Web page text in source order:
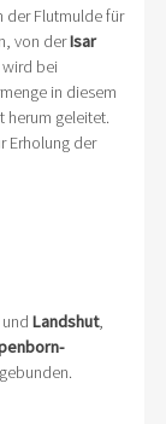
der Flutmulde für
von derIsar
bei
in diesem
herum geleitet.
Erholung der
Landshut,